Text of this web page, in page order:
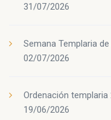
31/07/2026
Semana Templaria
02/07/2026
Ordenación templaria
19/06/2026